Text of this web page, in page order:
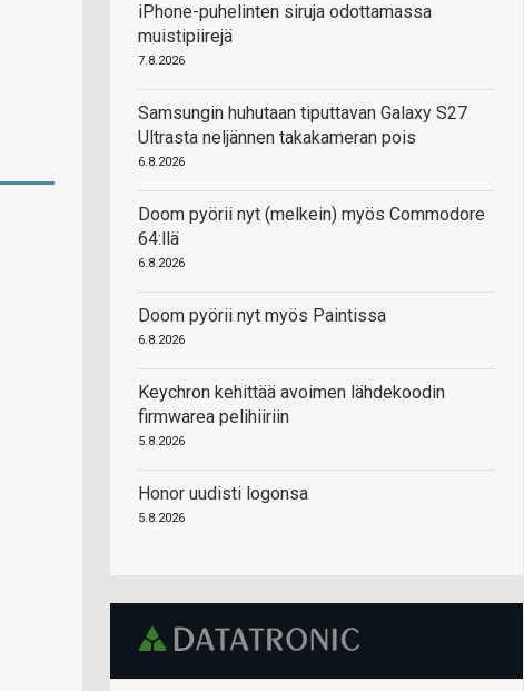
iPhone-puhelinten siruja odottamassa
muistipiirejä
7.8.2026
Samsungin huhutaan tiputtavan Galaxy S27
Ultrasta neljännen takakameran pois
6.8.2026
Doom pyörii nyt (melkein) myös Commodore
64:llä
6.8.2026
Doom pyörii nyt myös Paintissa
6.8.2026
Keychron kehittää avoimen lähdekoodin
firmwarea pelihiiriin
5.8.2026
Honor uudisti logonsa
5.8.2026